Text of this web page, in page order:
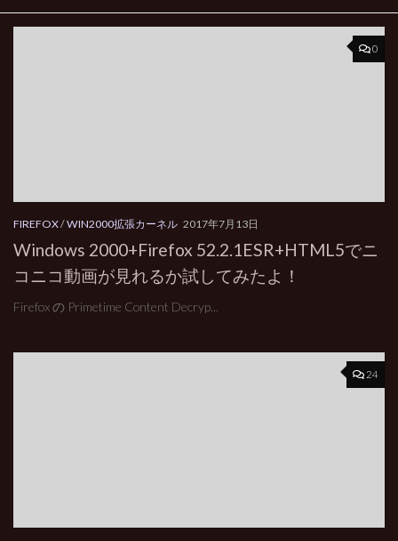
0
FIREFOX/WIN2000拡張カーネル 2017年7月13日
Windows 2000+Firefox 52.2.1ESR+HTML5でニ
コニコ動画が見れるか試してみたよ！
Firefox の Primetime Content Decryp...
24